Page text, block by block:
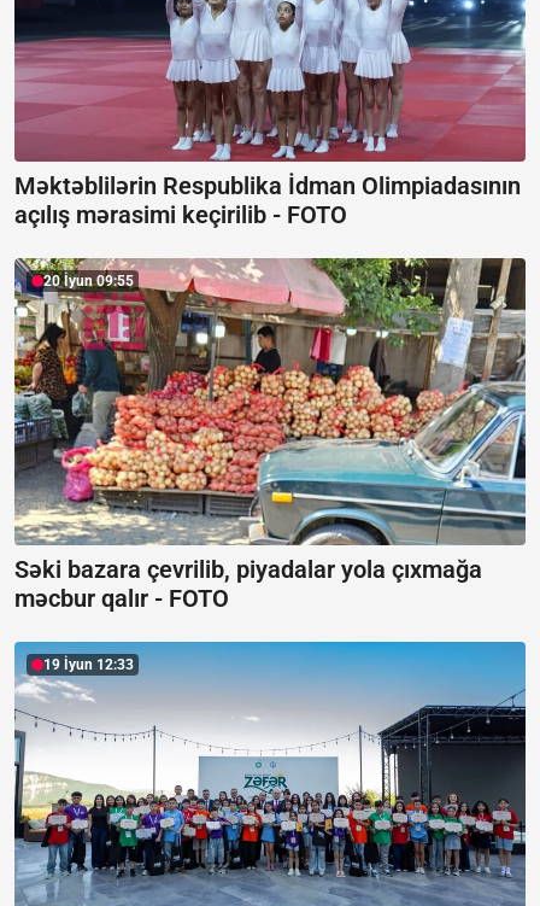
Məktəblilərin Respublika İdman Olimpiadasının
açılış mərasimi keçirilib - FOTO
20 İyun 09:55
Səki bazara çevrilib, piyadalar yola çıxmağa
məcbur qalır - FOTO
19 İyun 12:33